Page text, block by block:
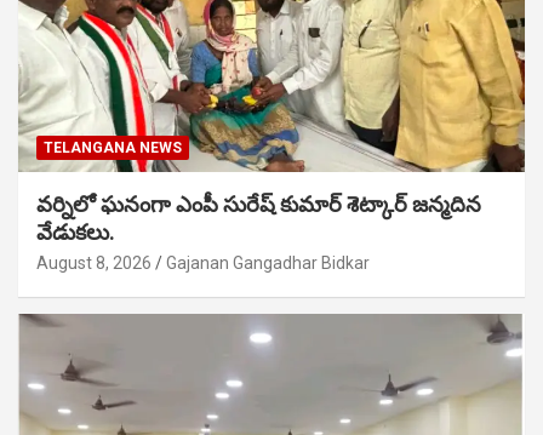
TELANGANA NEWS
వర్నిలో ఘనంగా ఎంపీ సురేష్ కుమార్ శెట్కార్ జన్మదిన
వేడుకలు.
August 8, 2026 Gajanan Gangadhar Bidkar